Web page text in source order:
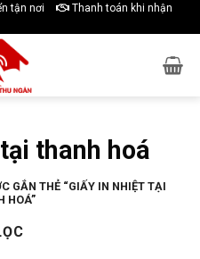
tận nơi
Thanh toán khi nhận
thanh hoá
GẮN THẺ “GIẤY IN NHIỆT TẠI
HOÁ”